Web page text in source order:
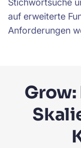
Stichwortsuche
auf erweiterte
Anforderungen